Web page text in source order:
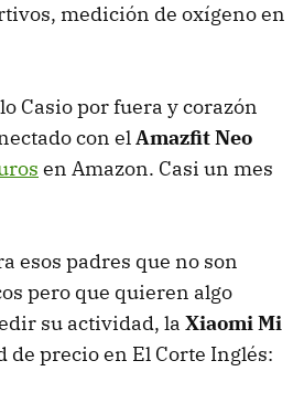
medición de oxígeno en
Casio por fuera y corazón
con elAmazfit Neo
en Amazon. Casi un mes
esos padres que no son
pero que quieren algo
su actividad, la Xiaomi Mi
de precio en El Corte Inglés: